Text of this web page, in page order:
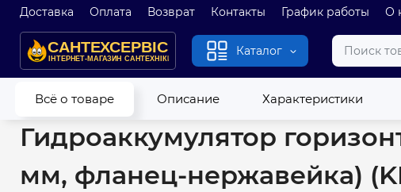
Доставка Оплата Возврат Контакты График работы О
Каталог
Всё о товаре Описание Характеристики
Главная Гидроаккумуляторы и расширительные баки
Гидроаккумулятор
мм, фланец-нержавейка)